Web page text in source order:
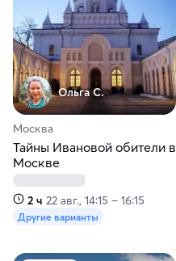
Ольга С.
Москва
Тайны Ивановой обители в
Москве
2 ч 22 авг., 14:15 – 16:15
Другие варианты